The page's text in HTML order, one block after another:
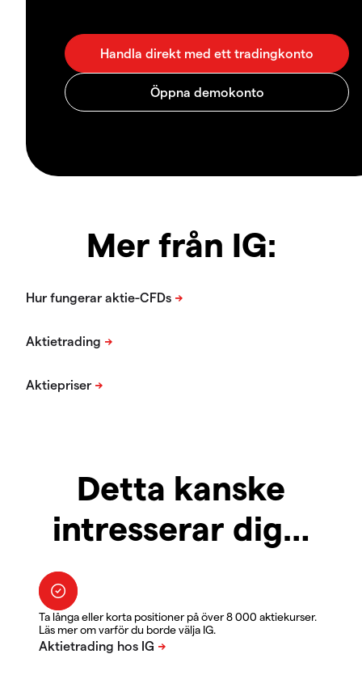
Mer från IG:
Detta kanske
intresserar dig…
Ta långa eller korta positioner på över 8 000 aktiekurser.
Läs mer om varför du borde välja IG.